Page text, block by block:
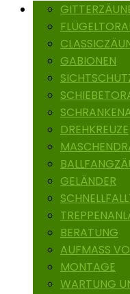
GABIONEN
DREHKREUZE
GELÄNDER
BERATUNG
AUFMASS
MONTAGE
WARTUNG